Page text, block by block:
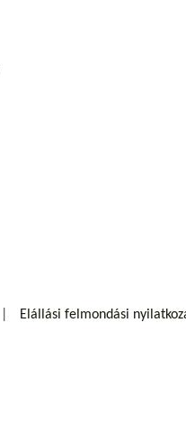
Elállási felmondási